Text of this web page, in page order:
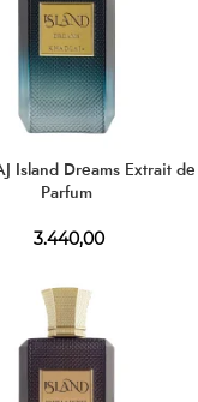
Island Dreams Extrait de
Parfum
3.440,00